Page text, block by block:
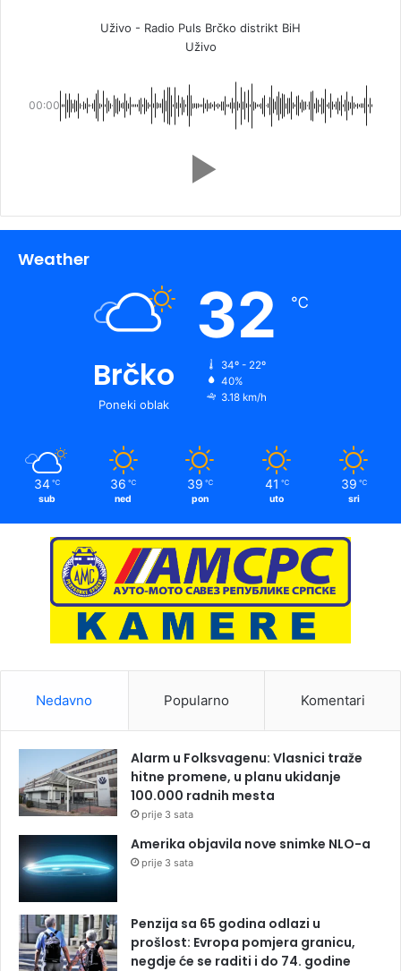
Uživo - Radio Puls Brčko distrikt BiH
Uživo
00:00
Weather
Brčko
Poneki oblak
32 ℃
34º - 22º
40%
3.18 km/h
34 ℃
sub
36 ℃
ned
39 ℃
pon
41 ℃
uto
39 ℃
sri
Nedavno Popularno Komentari
Alarm u Folksvagenu: Vlasnici traže
hitne promene, u planu ukidanje
100.000 radnih mesta
prije 3 sata
Amerika objavila nove snimke NLO-a
prije 3 sata
Penzija sa 65 godina odlazi u
prošlost: Evropa pomjera granicu,
negdje će se raditi i do 74. godine